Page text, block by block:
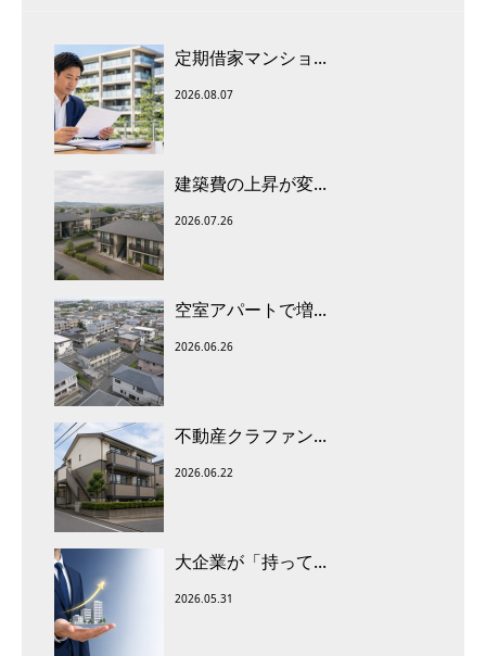
定期借家マンショ...
2026.08.07
建築費の上昇が変...
2026.07.26
空室アパートで増...
2026.06.26
不動産クラファン...
2026.06.22
大企業が「持って...
2026.05.31